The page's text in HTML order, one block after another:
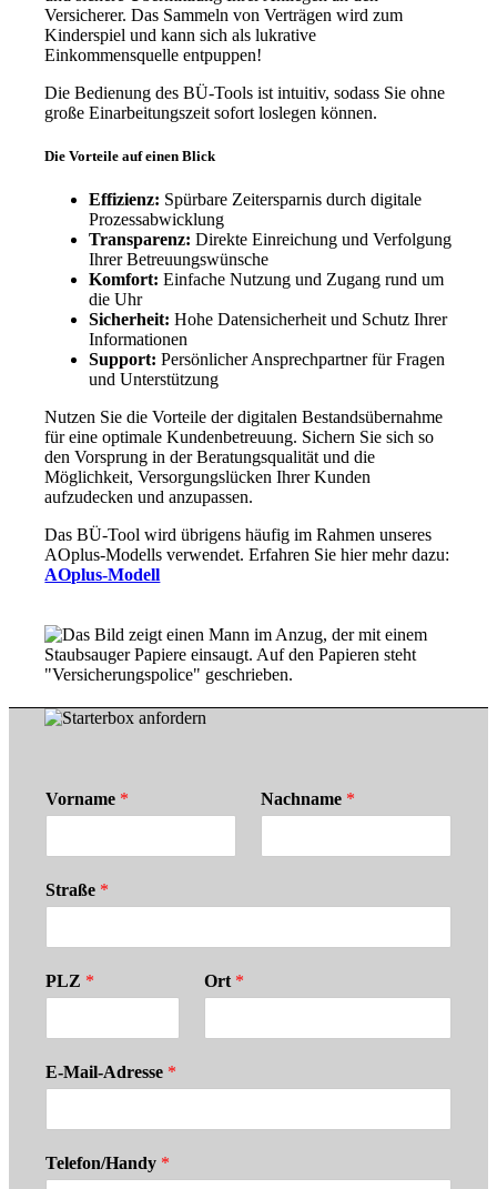
Versicherer. Das Sammeln von Verträgen wird zum
Kinderspiel und kann sich als lukrative
Einkommensquelle entpuppen!
Die Bedienung des BÜ-Tools ist intuitiv, sodass Sie ohne
große Einarbeitungszeit sofort loslegen können.
Die Vorteile auf einen Blick
Effizienz: Spürbare Zeitersparnis durch digitale
Prozessabwicklung
Transparenz: Direkte Einreichung und Verfolgung
Ihrer Betreuungswünsche
Komfort: Einfache Nutzung und Zugang rund um
die Uhr
Sicherheit: Hohe Datensicherheit und Schutz Ihrer
Informationen
Support: Persönlicher Ansprechpartner für Fragen
und Unterstützung
Nutzen Sie die Vorteile der digitalen Bestandsübernahme
für eine optimale Kundenbetreuung. Sichern Sie sich so
den Vorsprung in der Beratungsqualität und die
Möglichkeit, Versorgungslücken Ihrer Kunden
aufzudecken und anzupassen.
Das BÜ-Tool wird übrigens häufig im Rahmen unseres
AOplus-Modells verwendet. Erfahren Sie hier mehr dazu:
AOplus-Modell
Vorname * Nachname *
Straße *
PLZ * Ort *
E-Mail-Adresse *
Telefon/Handy *